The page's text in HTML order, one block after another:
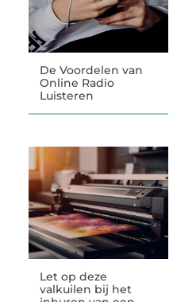
De Voordelen van
Online Radio
Luisteren
Let op deze
valkuilen bij het